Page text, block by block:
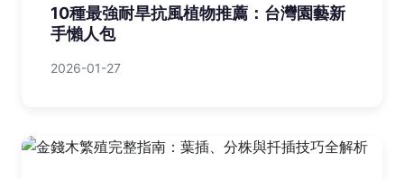
10種最強耐旱抗風植物推薦：台灣園藝新
手懶人包
2026-01-27